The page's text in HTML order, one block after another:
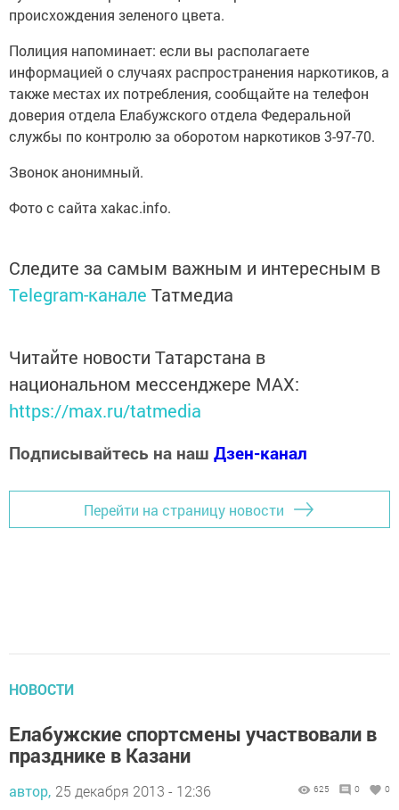
происхождения зеленого цвета.
Полиция напоминает: если вы располагаете
информацией о случаях распространения наркотиков, а
также местах их потребления, сообщайте на телефон
доверия отдела Елабужского отдела Федеральной
службы по контролю за оборотом наркотиков 3-97-70.
Звонок анонимный.
Фото с сайта xakac.info.
Следите за самым важным и интересным в
Telegram-канале Татмедиа
Читайте новости Татарстана в
национальном мессенджере MАХ:
https://max.ru/tatmedia
Подписывайтесь на наш Дзен-канал
Перейти на страницу новости
НОВОСТИ
Елабужские спортсмены участвовали в
празднике в Казани
автор, 25 декабря 2013 - 12:36 625 0 0